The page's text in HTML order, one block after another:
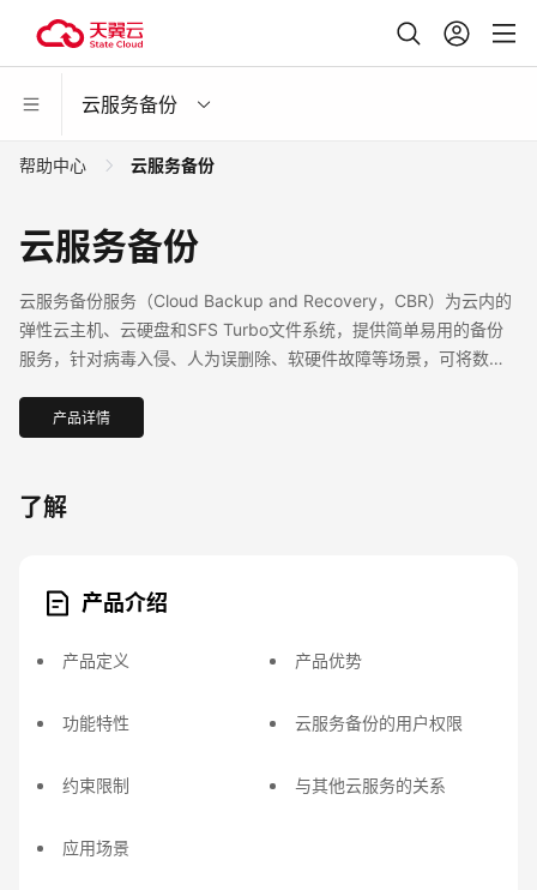
云服务备份
帮助中心 云服务备份
云服务备份
云服务备份服务（Cloud Backup and Recovery，CBR）为云内的
弹性云主机、云硬盘和SFS Turbo文件系统，提供简单易用的备份
服务，针对病毒入侵、人为误删除、软硬件故障等场景，可将数据
产品详情
了解
产品介绍
产品定义 产品优势
功能特性 云服务备份的用户权限
约束限制 与其他云服务的关系
应用场景